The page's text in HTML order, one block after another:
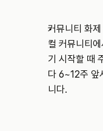
커뮤니티 화
컬 커뮤니티
기 시작할 때
다 6~12주 앞
니다.